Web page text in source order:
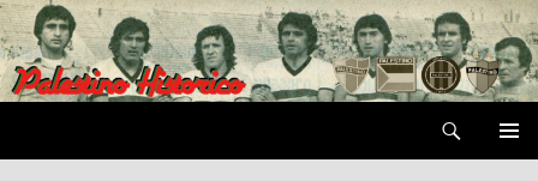
Saltar
al
contenido